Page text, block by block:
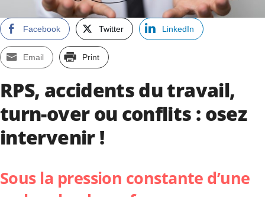
Facebook Twitter LinkedIn
Email Print
RPS, accidents du travail,
turn-over ou conflits : osez
intervenir !
Sous la pression constante d’une